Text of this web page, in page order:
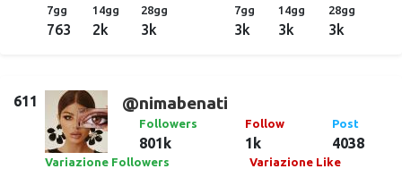
7gg
763
14gg
2k
28gg
3k
7gg
3k
14gg
3k
28gg
3k
611 @nimabenati
Followers
801k
Follow
1k
Post
4038
Variazione Followers
Variazione Like